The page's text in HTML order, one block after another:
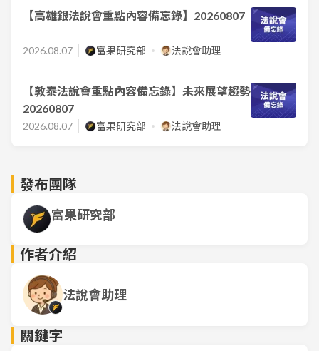
【高雄銀法說會重點內容備忘錄】20260807
2026.08.07 富果研究部 法說會助理
【敦泰法說會重點內容備忘錄】未來展望趨勢
20260807
2026.08.07 富果研究部 法說會助理
發布團隊
富果研究部
作者介紹
法說會助理
關鍵字